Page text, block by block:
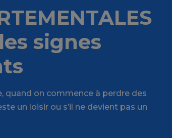
signes
quand on commence à perdre des
un loisir ou s’il ne devient pas un